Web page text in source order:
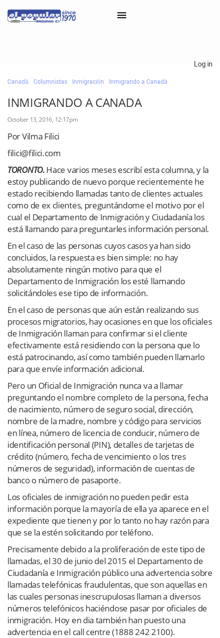
Classifieds
Categorías
Iniciar sesión con Clascal
×
Log in
Canadá Columnistas Inmigración Inmigrando a Canadá
INMIGRANDO A CANADA
October 13, 2016, 12:17pm
Por Vilma Filici
filici@filici.com
TORONTO. Hace varios meses escribí esta columna, y la
estoy publicando de nuevo porque recientemente he
estado recibiendo llamadas tanto de clientes actuales
como de ex clientes, preguntándome el motivo por el
cual el Departamento de Inmigración y Ciudadanía los
está llamando para preguntarles información personal.
En el caso de las personas cuyos casos ya han sido
concluidos, la respuesta es bien simple: no hay
absolutamente ningún motivo para que el
Departamento de Inmigración los esté llamando
solicitándoles ese tipo de información.
En el caso de personas que aún están realizando sus
procesos migratorios, hay ocasiones en que los oficiales
de Inmigración llaman para confirmar si el cliente
efectivamente está residiendo con la persona que lo
está patrocinando, así como también pueden llamarlo
para que envíe información adicional.
Pero un Oficial de Inmigración nunca va a llamar
preguntando el nombre completo de la persona, fecha
de nacimiento, número de seguro social, dirección,
nombre de la madre, nombre y código para servicios
en línea, número de licencia de conducir, número de
identificación personal (PIN), detalles de tarjetas de
crédito (número, fecha de vencimiento o los tres
números de seguridad), información de cuentas de
banco o número de pasaporte.
Los oficiales de inmigración no pueden pedir esta
información porque la mayoría de ella ya aparece en el
expediente que tienen y por lo tanto no hay razón para
que se la estén solicitando por teléfono.
Precisamente debido a la proliferación de este tipo de
llamadas, el 30 de junio del 2015 el Departamento de
Ciudadanía e Inmigración público una advertencia sobre
llamadas telefónicas fraudulentas, que son aquellas en
las cuales personas inescrupulosas llaman a diversos
números telefónicos haciéndose pasar por oficiales de
inmigración. Hoy en dia también han puesto una
advertencia en el call centre (1888 242 2100).